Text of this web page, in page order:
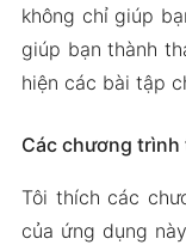
không chỉ giúp
giúp bạn thành
hiện các bài tập
Các chương
Tôi thích các
của ứng dụng